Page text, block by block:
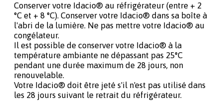
Conserver votre Idacio® au réfrigérateur (entre + 2
°C et + 8 °C). Conserver votre Idacio® dans sa boîte à
l'abri de la lumière. Ne pas mettre votre Idacio® au
congélateur.
Il est possible de conserver votre Idacio® à la
température ambiante ne dépassant pas 25°C
pendant une durée maximum de 28 jours, non
renouvelable.
Votre Idacio® doit être jeté s'il n'est pas utilisé dans
les 28 jours suivant le retrait du réfrigérateur.